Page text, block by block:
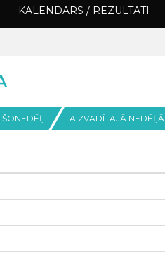
KALENDĀRS / REZULTĀTI
ŠONEDĒĻ AIZVADĪTAJĀ NEDĒĻĀ